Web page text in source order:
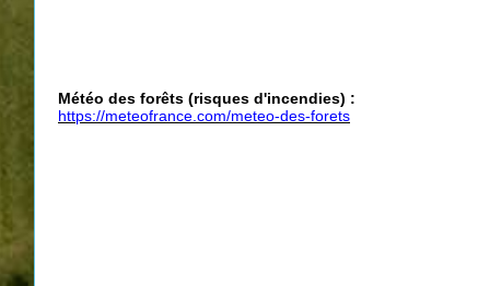
Météo des forêts (risques d'incendies) :
https://meteofrance.com/meteo-des-forets